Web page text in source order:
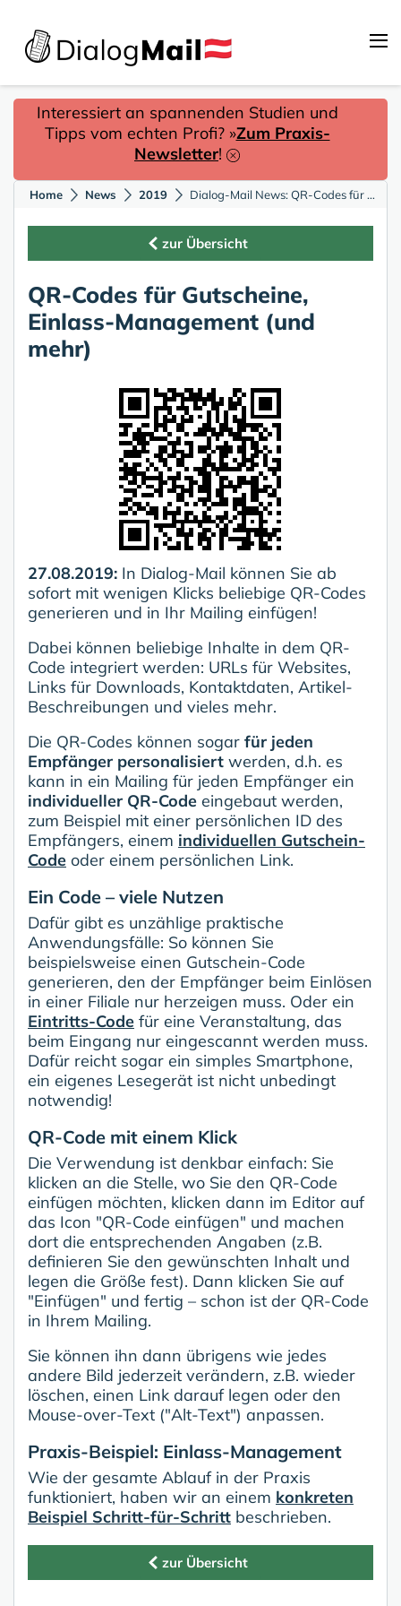
Interessiert an spannenden Studien und
Tipps vom echten Profi? »Zum Praxis-
Newsletter!
Home News 2019 Dialog-Mail News: QR-Codes für Gutscheine, Einlass-Management (und mehr)
zur Übersicht
QR-Codes für Gutscheine,
Einlass-Management (und
mehr)
27.08.2019: In Dialog-Mail können Sie ab
sofort mit wenigen Klicks beliebige QR-Codes
generieren und in Ihr Mailing einfügen!
Dabei können beliebige Inhalte in dem QR-
Code integriert werden: URLs für Websites,
Links für Downloads, Kontaktdaten, Artikel-
Beschreibungen und vieles mehr.
Die QR-Codes können sogar für jeden
Empfänger personalisiert werden, d.h. es
kann in ein Mailing für jeden Empfänger ein
individueller QR-Code eingebaut werden,
zum Beispiel mit einer persönlichen ID des
Empfängers, einem individuellen Gutschein-
Code oder einem persönlichen Link.
Ein Code – viele Nutzen
Dafür gibt es unzählige praktische
Anwendungsfälle: So können Sie
beispielsweise einen Gutschein-Code
generieren, den der Empfänger beim Einlösen
in einer Filiale nur herzeigen muss. Oder ein
Eintritts-Code für eine Veranstaltung, das
beim Eingang nur eingescannt werden muss.
Dafür reicht sogar ein simples Smartphone,
ein eigenes Lesegerät ist nicht unbedingt
notwendig!
QR-Code mit einem Klick
Die Verwendung ist denkbar einfach: Sie
klicken an die Stelle, wo Sie den QR-Code
einfügen möchten, klicken dann im Editor auf
das Icon "QR-Code einfügen" und machen
dort die entsprechenden Angaben (z.B.
definieren Sie den gewünschten Inhalt und
legen die Größe fest). Dann klicken Sie auf
"Einfügen" und fertig – schon ist der QR-Code
in Ihrem Mailing.
Sie können ihn dann übrigens wie jedes
andere Bild jederzeit verändern, z.B. wieder
löschen, einen Link darauf legen oder den
Mouse-over-Text ("Alt-Text") anpassen.
Praxis-Beispiel: Einlass-Management
Wie der gesamte Ablauf in der Praxis
funktioniert, haben wir an einem konkreten
Beispiel Schritt-für-Schritt beschrieben.
zur Übersicht